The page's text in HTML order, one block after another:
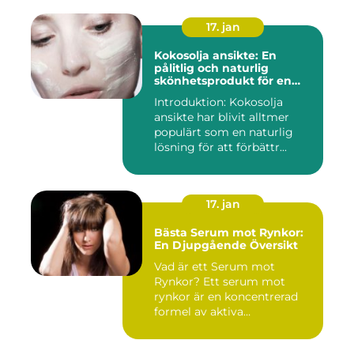
17. jan
Kokosolja ansikte: En
pålitlig och naturlig
skönhetsprodukt för en
Introduktion: Kokosolja
ansikte har blivit alltmer
populärt som en naturlig
lösning för att förbättr...
17. jan
Bästa Serum mot Rynkor:
En Djupgående Översikt
Vad är ett Serum mot
Rynkor? Ett serum mot
rynkor är en koncentrerad
formel av aktiva